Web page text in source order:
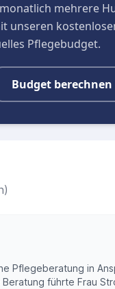
mehrere
unseren
Pflegebudget.
Budget berechnen
Pflegeberatung in
führte Frau